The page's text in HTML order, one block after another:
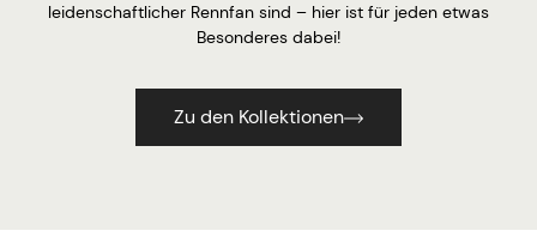
leidenschaftlicher Rennfan sind – hier ist für jeden etwas
Besonderes dabei!
Zu den Kollektionen